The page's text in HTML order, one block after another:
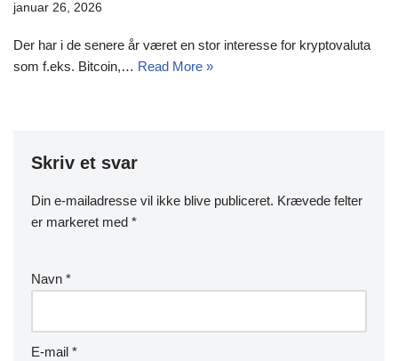
januar 26, 2026
Der har i de senere år været en stor interesse for kryptovaluta
som f.eks. Bitcoin,… Read More »
Skriv et svar
Din e-mailadresse vil ikke blive publiceret. Krævede felter
er markeret med *
Navn *
E-mail *